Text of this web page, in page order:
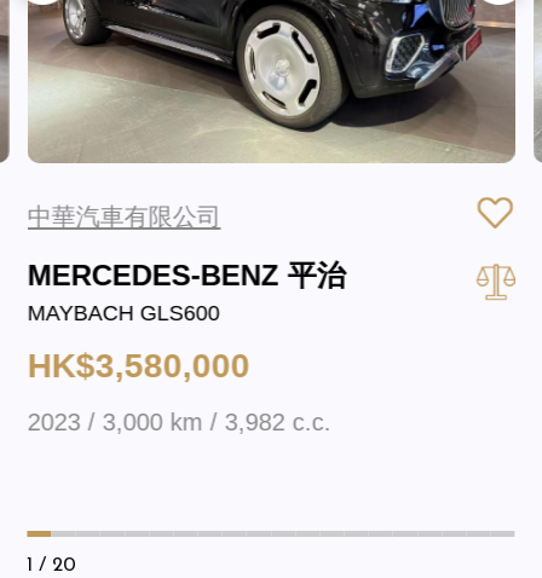
中華汽車有限公司
MERCEDES-BENZ 平治
MAYBACH GLS600
HK$3,580,000
2023 / 3,000 km / 3,982 c.c.
1 / 20